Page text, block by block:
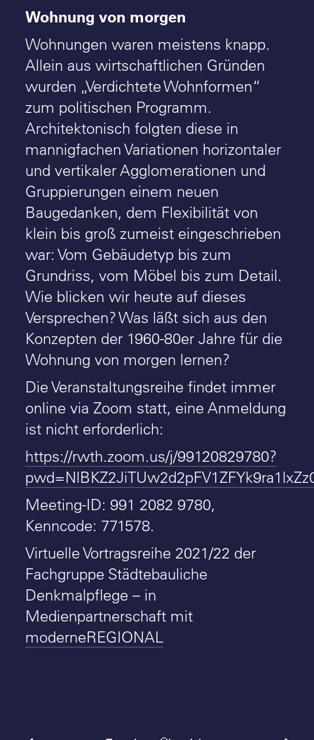
Wohnung von morgen
Wohnungen waren meistens knapp.
Allein aus wirtschaftlichen Gründen
wurden „Verdichtete Wohnformen“
zum politischen Programm.
Architektonisch folgten diese in
mannigfachen Variationen horizontaler
und vertikaler Agglomerationen und
Gruppierungen einem neuen
Baugedanken, dem Flexibilität von
klein bis groß zumeist eingeschrieben
war: Vom Gebäudetyp bis zum
Grundriss, vom Möbel bis zum Detail.
Wie blicken wir heute auf dieses
Versprechen? Was läßt sich aus den
Konzepten der 1960-80er Jahre für die
Wohnung von morgen lernen?
Die Veranstaltungsreihe findet immer
online via Zoom statt, eine Anmeldung
ist nicht erforderlich:
https://rwth.zoom.us/j/99120829780?
Meeting-ID: 991 2082 9780,
Kenncode: 771578.
Virtuelle Vortragsreihe 2021/22 der
Fachgruppe Städtebauliche
Denkmalpflege – in
Medienpartnerschaft mit
moderneREGIONAL